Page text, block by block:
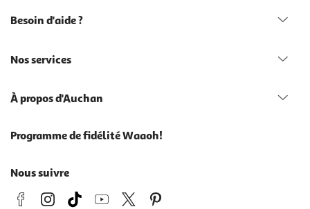
Besoin d'aide ?
Nos services
À propos d'Auchan
Programme de fidélité Waaoh!
Nous suivre